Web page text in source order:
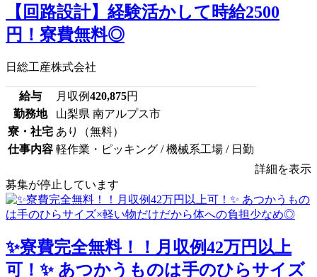
【回路設計】経験活かして時給2500
円！寮費無料◎
日総工産株式会社
給与 月収例420,875円
勤務地
山梨県 南アルプス市
寮・社宅 あり（無料）
仕事内容 軽作業・ピッキング / 機械系工場 / 日勤
詳細を表示
募集が停止しています
✨寮費完全無料！！月収例42万円以上
可！✨ あつかうものは手のひらサイズ